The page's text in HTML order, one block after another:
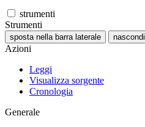
strumenti
Strumenti
sposta nella barra laterale nascondi
Azioni
Leggi
Visualizza sorgente
Cronologia
Generale